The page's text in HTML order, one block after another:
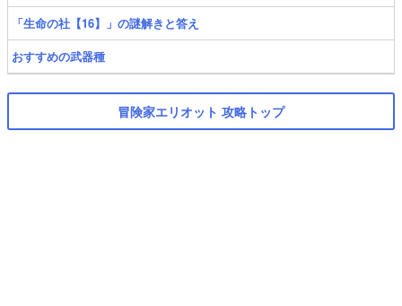
「生命の社【16】」の謎解きと答え
おすすめの武器種
冒険家エリオット 攻略トップ